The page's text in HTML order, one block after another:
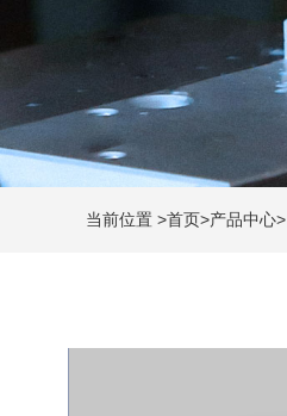
当前位置 >首页>产品中心>